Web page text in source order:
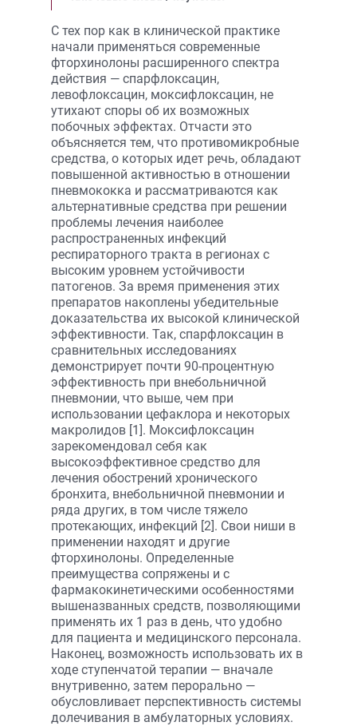
С тех пор как в клинической практике
начали применяться современные
фторхинолоны расширенного спектра
действия — спарфлоксацин,
левофлоксацин, моксифлоксацин, не
утихают споры об их возможных
побочных эффектах. Отчасти это
объясняется тем, что противомикробные
средства, о которых идет речь, обладают
повышенной активностью в отношении
пневмококка и рассматриваются как
альтернативные средства при решении
проблемы лечения наиболее
распространенных инфекций
респираторного тракта в регионах с
высоким уровнем устойчивости
патогенов. За время применения этих
препаратов накоплены убедительные
доказательства их высокой клинической
эффективности. Так, спарфлоксацин в
сравнительных исследованиях
демонстрирует почти 90-процентную
эффективность при внебольничной
пневмонии, что выше, чем при
использовании цефаклора и некоторых
макролидов [1]. Моксифлоксацин
зарекомендовал себя как
высокоэффективное средство для
лечения обострений хронического
бронхита, внебольничной пневмонии и
ряда других, в том числе тяжело
протекающих, инфекций [2]. Свои ниши в
применении находят и другие
фторхинолоны. Определенные
преимущества сопряжены и с
фармакокинетическими особенностями
вышеназванных средств, позволяющими
применять их 1 раз в день, что удобно
для пациента и медицинского персонала.
Наконец, возможность использовать их в
ходе ступенчатой терапии — вначале
внутривенно, затем перорально —
обусловливает перспективность системы
долечивания в амбулаторных условиях.